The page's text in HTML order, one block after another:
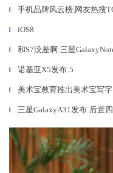
▎ 手机品牌风云榜,网友热搜
▎ iOS8
▎ 和S7没差啊:三星
▎ 诺基亚X5发布:5
▎ 美术宝教育推出美术宝写
▎ 三星GalaxyA31发布:后置